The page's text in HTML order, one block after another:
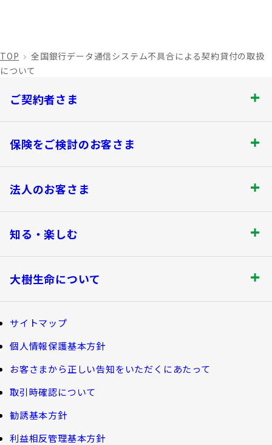
ご契約者さま向けサービス
外貨建保険の円換算レートについて
お客さま宛通知「大樹生命からのお知ら
せ」について
生命保険料控除制度について
大樹 企業保険ダイレクトシステム（団体保険の
団体年金制度
団体年金運用商品
確定給付企業年金オンラインサービス（CPBS）
ま専用サイト）
企業保険特別勘定運用実績照会サービス
相続税シミュレーション
長生き診断
体内環境チェック
認知症について知る
大樹の認知症サポートサービス
認知症コラム
認知機能チェック
大樹らいふ倶楽部紹介
会社情報
お客さま本位の業務運営
サステナビリティ経営
機関投資家としての役割
大樹生命 CM紹介
TOP
全国銀行データ通信システム不具合による契約貸付の取扱
について
ご契約者さま
ご契約者さま トップ
お手続きのご案内
保険金・給付金のお支払いについて
契約内容の確認・変更
書類の再発行
満期保険金などのご請求
資金の引出し
保険料の払込み・貸付金のご返済
マイナンバーカードによるお手続き
その他のお手続き
ご契約者さま向けサービス
保険をご検討のお客さま
保険をご検討のお客さま トップ
商品を選ぶ
探してみよう！あなたにぴったりな保険
生命保険商品一覧
損害保険商品
生命保険について知る
大樹あんしんナビゲーター
法人のお客さま
法人のお客さま トップ
各都道府県中小企業団体中央会の会員の
皆さま
福利厚生制度関連
福利厚生制度等
ガイドブック「団体保険における保険金・給付金
のご請求手続きとお支払いについて」
大樹 企業保険ダイレクトシステム（団体保険の
各種照会・お手続きサービス）
知る・楽しむ
知る・楽しむ トップ
大樹生命ブログ
お金について知る
公的保障試算ツール
相続税シミュレーション
教育費シミュレーター
大樹生命について
大樹生命について トップ
トップメッセージ
会社情報
業績案内
サイトマップ
個人情報保護基本方針
お客さまから正しい告知をいただくにあたって
取引時確認について
勧誘基本方針
利益相反管理基本方針